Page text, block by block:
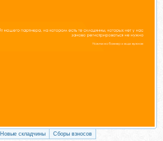
Новые складчины
Сборы взносов